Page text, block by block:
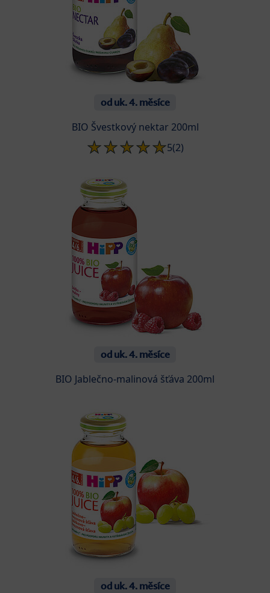
od uk. 4. měsíce
BIO Švestkový nektar 200ml
5(2)
od uk. 4. měsíce
BIO Jablečno-malinová šťáva 200ml
od uk. 4. měsíce